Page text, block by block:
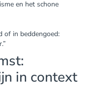
en het schone
of in beddengoed:
in context